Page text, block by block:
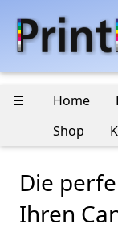
☰ Home
Shop
Die
Ihren